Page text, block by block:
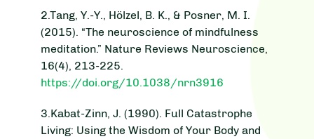
2.Tang, Y.-Y., Hölzel, B. K., & Posner, M. I.
(2015). “The neuroscience of mindfulness
meditation.” Nature Reviews Neuroscience,
16(4), 213-225.
https://doi.org/10.1038/nrn3916
3.Kabat-Zinn, J. (1990). Full Catastrophe
Living: Using the Wisdom of Your Body and